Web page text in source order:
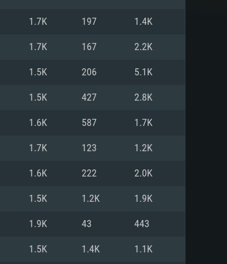
DirectX 11 ou plus et
1060 et plus, Radeon RX
Internet à haut débit
Vega II ou plus avec
Internet à haut débit
1060 avec les derniers
mois) / de même pour AMD
les derniers drivers de
1.7K 197 1.4K
1.7K 167 2.2K
1.5K 206 5.1K
1.5K 427 2.8K
1.6K 587 1.7K
1.7K 123 1.2K
1.6K 222 2.0K
1.5K 1.2K 1.9K
1.9K 43 443
1.5K 1.4K 1.1K